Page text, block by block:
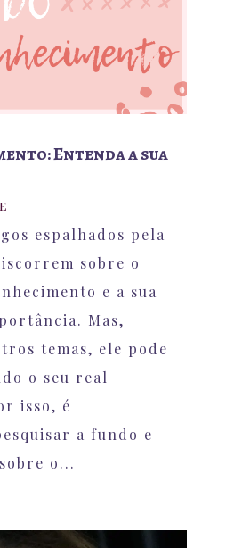
Entenda a sua
espalhados pela
sobre o
e a sua
Mas,
temas, ele pode
o seu real
isso, é
a fundo e
o...